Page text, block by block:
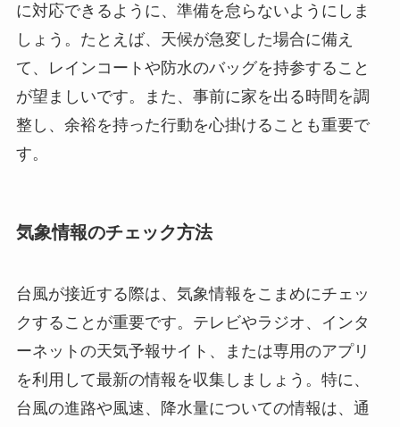
に対応できるように、準備を怠らないようにしま
しょう。たとえば、天候が急変した場合に備え
て、レインコートや防水のバッグを持参すること
が望ましいです。また、事前に家を出る時間を調
整し、余裕を持った行動を心掛けることも重要で
す。
気象情報のチェック方法
台風が接近する際は、気象情報をこまめにチェッ
クすることが重要です。テレビやラジオ、インタ
ーネットの天気予報サイト、または専用のアプリ
を利用して最新の情報を収集しましょう。特に、
台風の進路や風速、降水量についての情報は、通